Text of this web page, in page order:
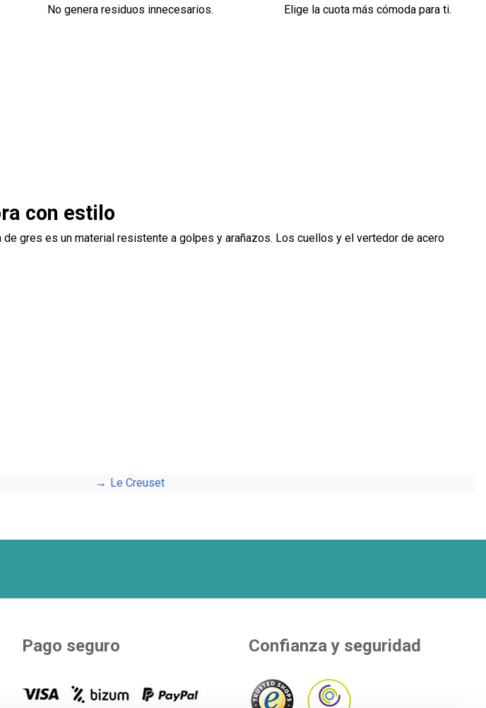
No genera residuos innecesarios. Elige la cuota más cómoda para ti.
con estilo
gres es un material resistente a golpes y arañazos. Los cuellos y el vertedor de acero
Le Creuset
Pago seguro Confianza y seguridad